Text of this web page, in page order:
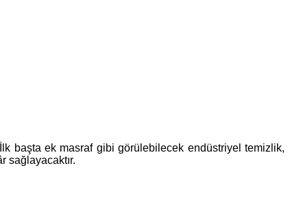
başta ek masraf gibi görülebilecek endüstriyel temizlik,
sağlayacaktır.